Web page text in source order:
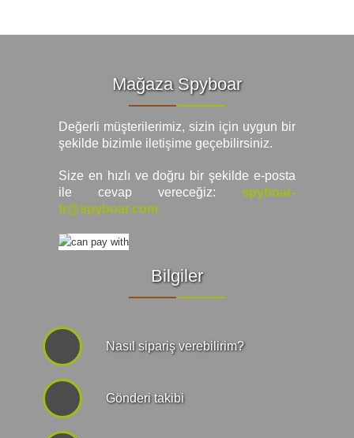
Mağaza Spyboar
Değerli müşterilerimiz, sizin için uygun bir
şekilde bizimle iletişime geçebilirsiniz.
Size en hızlı ve doğru bir şekilde e-posta
ile cevap vereceğiz:
spyboar-
tr@spyboar.com
Bilgiler
Nasıl sipariş verebilirim?
Gönderi takibi